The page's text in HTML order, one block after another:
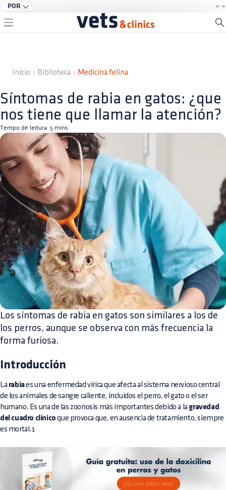
POR
Início Biblioteca Medicina felina
Síntomas de rabia en gatos: ¿que
nos tiene que llamar la atención?
Tempo de leitura: 5 mins
Los síntomas de rabia en gatos son similares a los de
los perros, aunque se observa con más frecuencia la
forma furiosa.
Introducción
La rabiaes una enfermedad vírica que afecta al sistema nervioso central
de los animales de sangre caliente, incluidos el perro, el gato o el ser
humano. Es una de las zoonosis más importantes debido a la gravedad
del cuadro clínico que provoca que, en ausencia de tratamiento, siempre
es mortal.1